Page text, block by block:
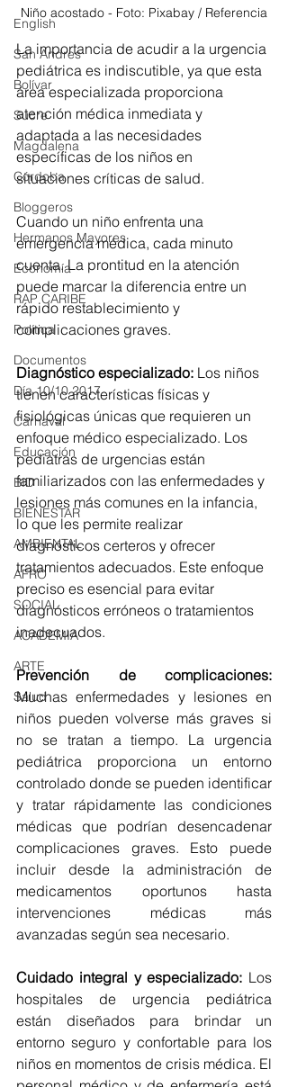
English
San Andres
Bolívar
Sucre
Magdalena
Córdoba
Bloggeros
Hermanos Mayores
Economía
RAP CARIBE
Política
Documentos
Día 10/10 2017
Carnaval
Educación
BID
BIENESTAR
AMBIENTAL
AFRO
SOCIAL
ACADEMIA
ARTE
Salud
Niño acostado - Foto: Pixabay / Referencia
La importancia de acudir a la urgencia
pediátrica es indiscutible, ya que esta
área especializada proporciona
atención médica inmediata y
adaptada a las necesidades
específicas de los niños en
situaciones críticas de salud.
Cuando un niño enfrenta una
emergencia médica, cada minuto
cuenta. La prontitud en la atención
puede marcar la diferencia entre un
rápido restablecimiento y
complicaciones graves.
Diagnóstico especializado: Los niños
tienen características físicas y
fisiológicas únicas que requieren un
enfoque médico especializado. Los
pediatras de urgencias están
familiarizados con las enfermedades y
lesiones más comunes en la infancia,
lo que les permite realizar
diagnósticos certeros y ofrecer
tratamientos adecuados. Este enfoque
preciso es esencial para evitar
diagnósticos erróneos o tratamientos
inadecuados.
Prevención de complicaciones:
Muchas enfermedades y lesiones en
niños pueden volverse más graves si
no se tratan a tiempo. La urgencia
pediátrica proporciona un entorno
controlado donde se pueden identificar
y tratar rápidamente las condiciones
médicas que podrían desencadenar
complicaciones graves. Esto puede
incluir desde la administración de
medicamentos oportunos hasta
intervenciones médicas más
avanzadas según sea necesario.
Cuidado integral y especializado: Los
hospitales de urgencia pediátrica
están diseñados para brindar un
entorno seguro y confortable para los
niños en momentos de crisis médica. El